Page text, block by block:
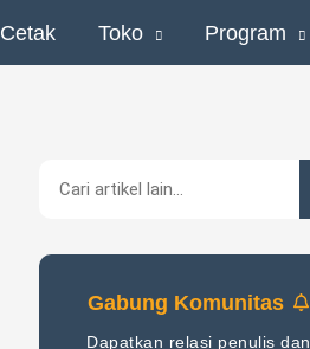
Cetak Toko Program
Gabung Komunitas
Dapatkan relasi penulis dan